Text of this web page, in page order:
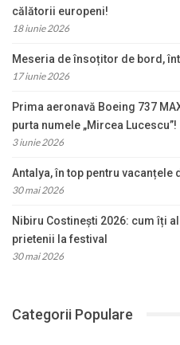
călătorii europeni!
18 iunie 2026
Meseria de însoțitor de bord,
17 iunie 2026
Prima aeronavă Boeing 737
purta numele „Mircea Lucescu”!
3 iunie 2026
Antalya, în top pentru vacanțele
30 mai 2026
Nibiru Costinești 2026: cum îți
prietenii la festival
30 mai 2026
Categorii Populare